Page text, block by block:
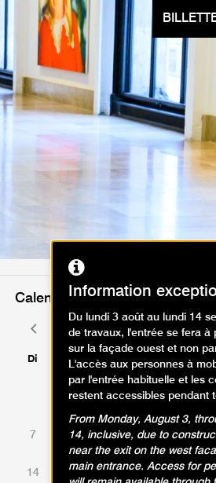
Calendrier des événements
juin 2026
Di Lu Ma Ve
1 2 3 4 5
7 8 9 10 11
14 15 16 17 18
Mois
précédent
Information
Du lundi 3 août au lundi 14
de travaux, l'entrée se fera à
sur la façade ouest et non
L'accès aux personnes à
par l'entrée habituelle et les
restent accessibles pendant
From Monday, August 3,
14, inclusive, due to
near the exit on the west
main entrance. Access for